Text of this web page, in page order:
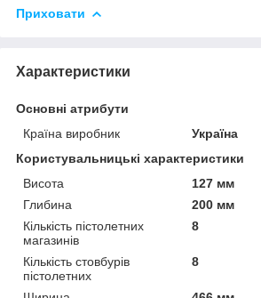
Приховати
Характеристики
Основні атрибути
Країна виробник
Україна
Користувальницькі характеристики
Висота
127 мм
Глибина
200 мм
Кількість пістолетних
магазинів
8
Кількість стовбурів
пістолетних
8